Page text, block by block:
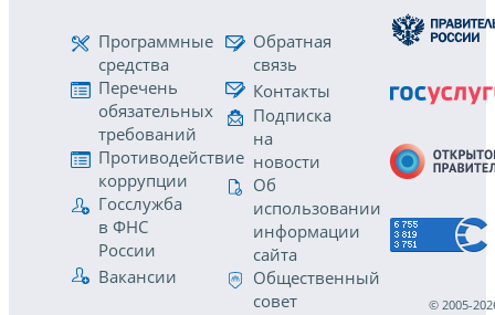
Программные
средства
Перечень
обязательных
требований
Противодействие
коррупции
Госслужба
в ФНС
России
Вакансии
Обратная
связь
Контакты
Подписка
на
новости
Об
использовании
информации
сайта
Общественный
совет
© 2005-